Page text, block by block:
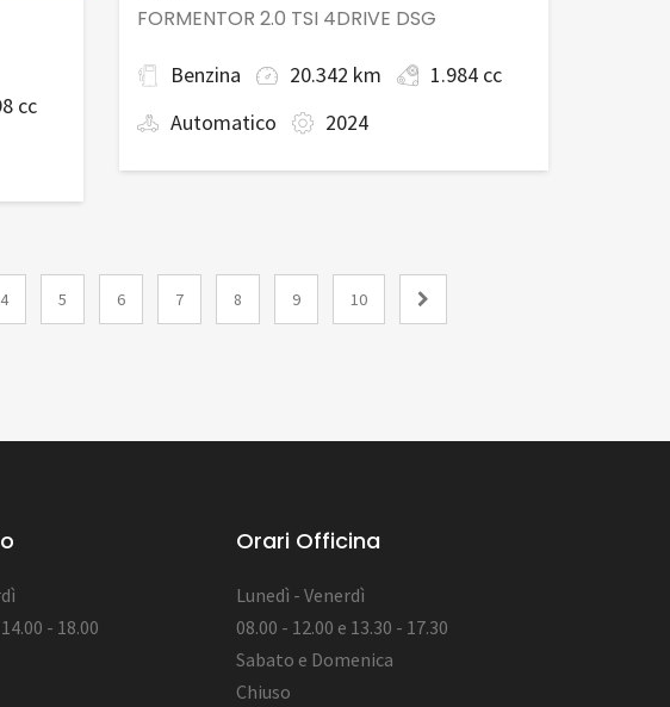
FORMENTOR 2.0 TSI 4DRIVE DSG
Benzina 20.342 km
1.984 cc
Automatico
2024
cc
4 5 6 7 8 9 10
- 18.00
Orari Officina
Lunedì - Venerdì
08.00 - 12.00 e 13.30 - 17.30
Sabato e Domenica
Chiuso